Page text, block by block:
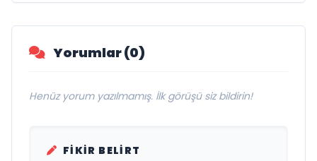
Yorumlar (0)
Henüz yorum yazılmamış. İlk görüşü siz bildirin!
FIKIR BELIRT